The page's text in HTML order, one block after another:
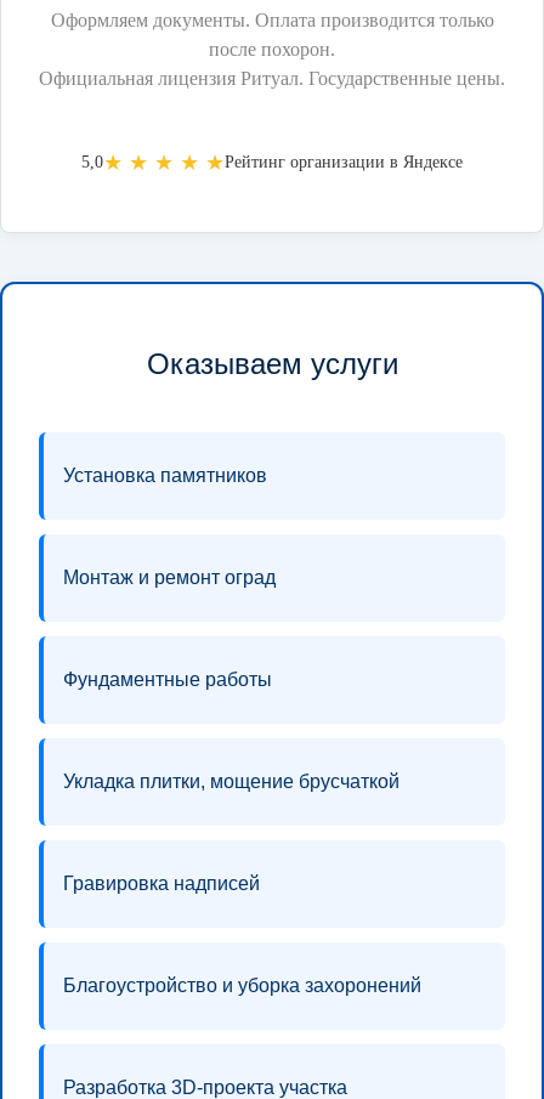
Оформляем документы. Оплата производится только
после похорон.
Официальная лицензия Ритуал. Государственные цены.
5,0★ ★ ★ ★ ★Рейтинг организации в Яндексе
Оказываем услуги
Установка памятников
Монтаж и ремонт оград
Фундаментные работы
Укладка плитки, мощение брусчаткой
Гравировка надписей
Благоустройство и уборка захоронений
Разработка 3D-проекта участка